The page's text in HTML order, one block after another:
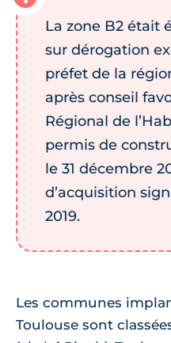
La zone B2 était
sur dérogation
préfet de la
après conseil
Régional de
permis de
le 31 décembre
d’acquisition
2019.
Les communes
Toulouse sont